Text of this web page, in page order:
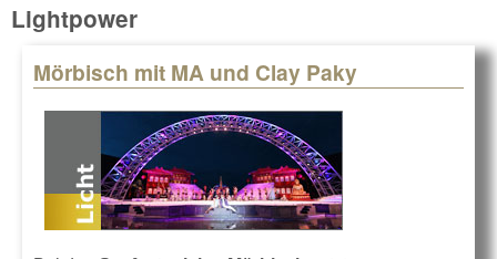
Lightpower
Mörbisch mit MA und Clay Paky
Pages